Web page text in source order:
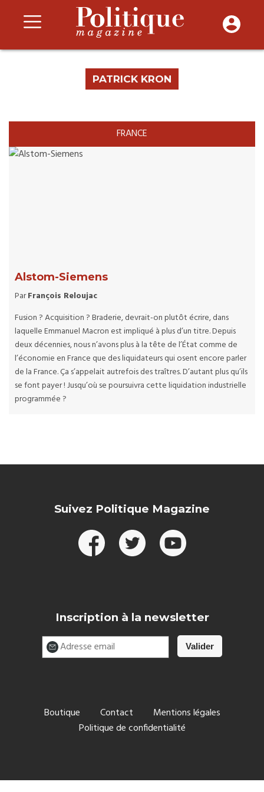
PATRICK KRON
FRANCE
Alstom-Siemens
ParFrançois Reloujac
Fusion ? Acquisition ? Braderie, devrait-on plutôt écrire, dans
laquelle Emmanuel Macron est impliqué à plus d’un titre. Depuis
deux décennies, nous n’avons plus à la tête de l’État comme de
l’économie en France que des liquidateurs qui osent encore parler
de la France. Ça s’appelait autrefois des traîtres. D’autant plus qu’ils
se font payer ! Jusqu’où se poursuivra cette liquidation industrielle
programmée ?
Suivez Politique Magazine
Inscription à la newsletter
Boutique Contact
Mentions légales
Politique de confidentialité